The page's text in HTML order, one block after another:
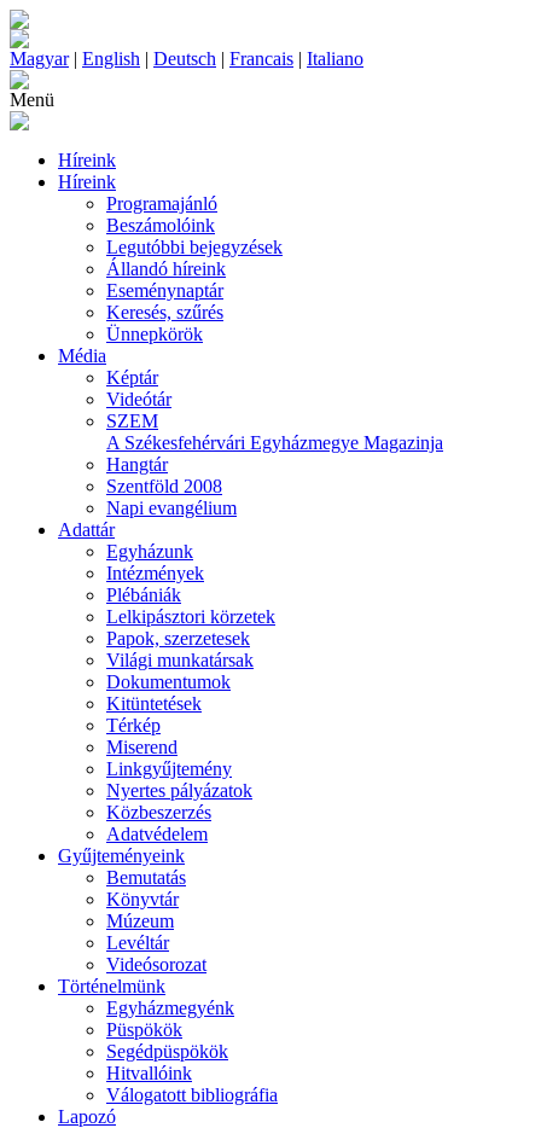
Magyar| English | Deutsch | Francais | Italiano
Menü
Híreink
Híreink
Programajánló
Beszámolóink
Legutóbbi bejegyzések
Állandó híreink
Eseménynaptár
Keresés, szűrés
Ünnepkörök
Média
Képtár
Videótár
SZEM
A Székesfehérvári Egyházmegye Magazinja
Hangtár
Szentföld 2008
Napi evangélium
Adattár
Egyházunk
Intézmények
Plébániák
Lelkipásztori körzetek
Papok, szerzetesek
Világi munkatársak
Dokumentumok
Kitüntetések
Térkép
Miserend
Linkgyűjtemény
Nyertes pályázatok
Közbeszerzés
Adatvédelem
Gyűjteményeink
Bemutatás
Könyvtár
Múzeum
Levéltár
Videósorozat
Történelmünk
Egyházmegyénk
Püspökök
Segédpüspökök
Hitvallóink
Válogatott bibliográfia
Lapozó